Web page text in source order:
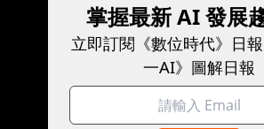
掌握最新 AI 發展
立即訂閱《數位時代》日
一AI》圖解日報